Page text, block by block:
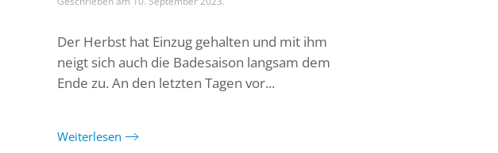
Der Herbst hat Einzug gehalten und mit ihm
neigt sich auch die Badesaison langsam dem
Ende zu. An den letzten Tagen vor...
Weiterlesen